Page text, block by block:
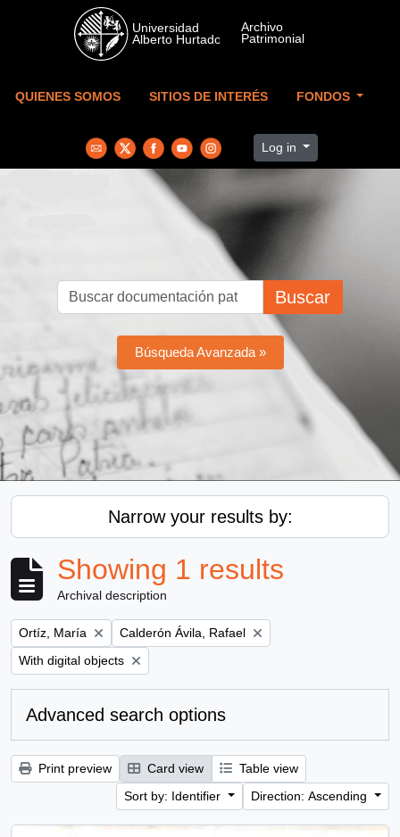
Skip to main content
QUIENES SOMOS SITIOS DE INTERÉS FONDOS
Log in
Buscar
Búsqueda Avanzada »
Narrow your results by:
Showing 1 results
Archival description
Remove filter:
Ortíz, María Remove filter:
Calderón Ávila, Rafael
Remove filter:
With digital objects
Advanced search options
Print preview Card view
Table view
Sort by: Identifier
Direction: Ascending